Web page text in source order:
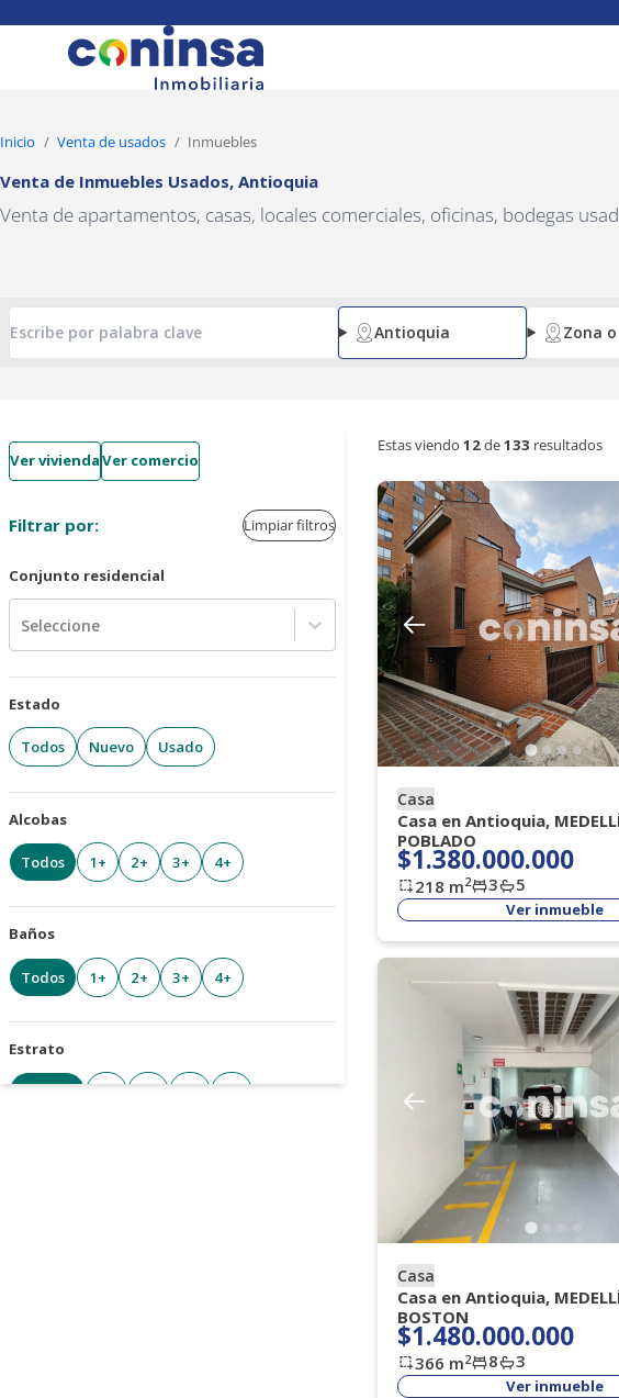
Inicio Venta de usados Inmuebles
Venta de Inmuebles Usados, Antioquia
Venta de apartamentos, casas, locales comerciales, oficinas, bodegas
Antioquia Zona
Ver viviendaVer comercio
Filtrar por: Limpiar filtros
Conjunto residencial
Seleccione
Estado
Todos Nuevo Usado
Alcobas
Todos 1+ 2+ 3+ 4+
Baños
Todos 1+ 2+ 3+ 4+
Estrato
Estas viendo 12de133 resultados
Casa
Casa en Antioquia,
POBLADO
$1.380.000.000
218 m2 3 5
Ver inmueble
Casa
Casa en Antioquia,
BOSTON
$1.480.000.000
366 m2 8 3
Ver inmueble